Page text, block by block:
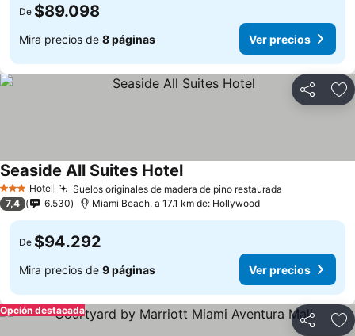
De $89.098
Mira precios de 8 páginas Ver precios
Compartir
3 Estrellas
Hotel Suelos originales de madera de pino restaurada
Seaside All Suites Hotel
7,4 6.530 Miami Beach, a 17.1 km de: Hollywood
De $94.292
Mira precios de 9 páginas Ver precios
Compartir
Opción destacada